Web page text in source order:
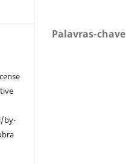
by-
Palavras-chave